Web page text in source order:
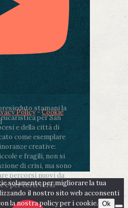
stamani la
per San
e della città di
come esemplare
creative:
e fragili, non si
di crisi, ma sono
percorsi nuovi da
e per certi versi
Policy-Cookie
solamente per migliorare la tua
il nostro sito web acconsenti
la nostra policy per i cookie. Ok